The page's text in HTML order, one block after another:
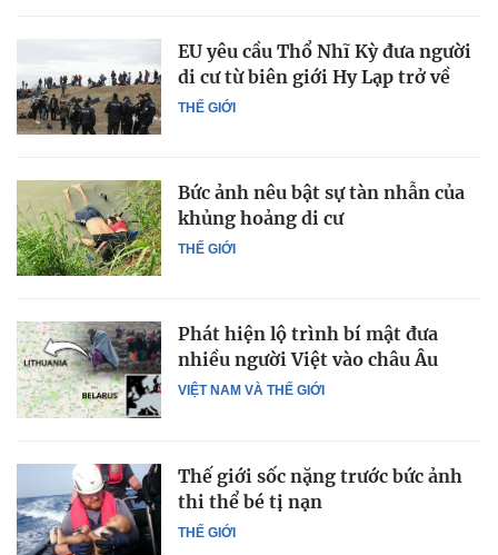
THẾ GIỚI
EU yêu cầu Thổ Nhĩ Kỳ đưa người
di cư từ biên giới Hy Lạp trở về
THẾ GIỚI
Bức ảnh nêu bật sự tàn nhẫn của
khủng hoảng di cư
VIỆT NAM VÀ THẾ GIỚI
Phát hiện lộ trình bí mật đưa
nhiều người Việt vào châu Âu
THẾ GIỚI
Thế giới sốc nặng trước bức ảnh
thi thể bé tị nạn